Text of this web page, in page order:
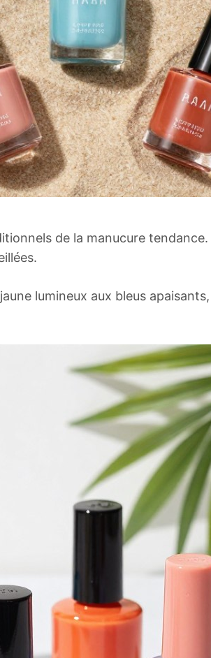
de la manucure
lumineux aux bleus